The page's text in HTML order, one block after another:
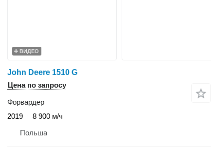
ВИДЕО
John Deere 1510 G
Цена по запросу
Форвардер
2019
8 900 м/ч
Польша